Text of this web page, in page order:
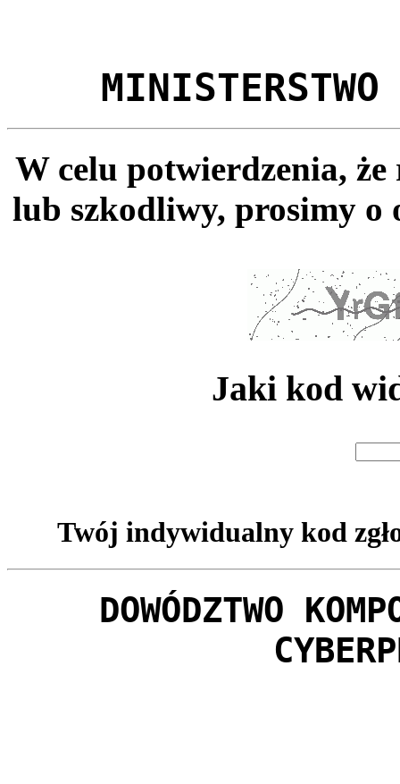
MINISTERSTWO
W celu potwierdzenia,
lub szkodliwy, prosimy o
Jaki kod
Twój indywidualny kod
DOWÓDZTWO